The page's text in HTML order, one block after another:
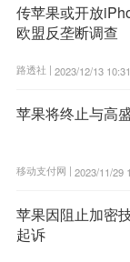
传苹果或开放
欧盟反垄断调查
路透社 | 2023/12/13
苹果将终止与高
移动支付网 | 2023/11/29
苹果因阻止加密
起诉